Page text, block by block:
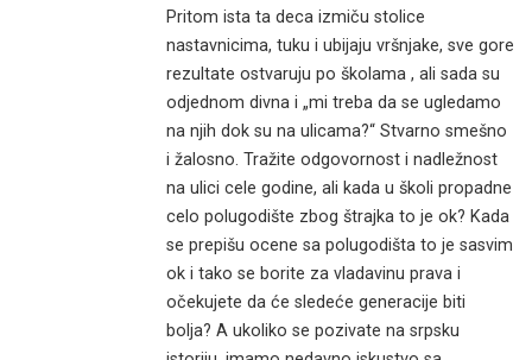
Pritom ista ta deca izmiču stolice
nastavnicima, tuku i ubijaju vršnjake, sve gore
rezultate ostvaruju po školama , ali sada su
odjednom divna i „mi treba da se ugledamo
na njih dok su na ulicama?“ Stvarno smešno
i žalosno. Tražite odgovornost i nadležnost
na ulici cele godine, ali kada u školi propadne
celo polugodište zbog štrajka to je ok? Kada
se prepišu ocene sa polugodišta to je sasvim
ok i tako se borite za vladavinu prava i
očekujete da će sledeće generacije biti
bolja? A ukoliko se pozivate na srpsku